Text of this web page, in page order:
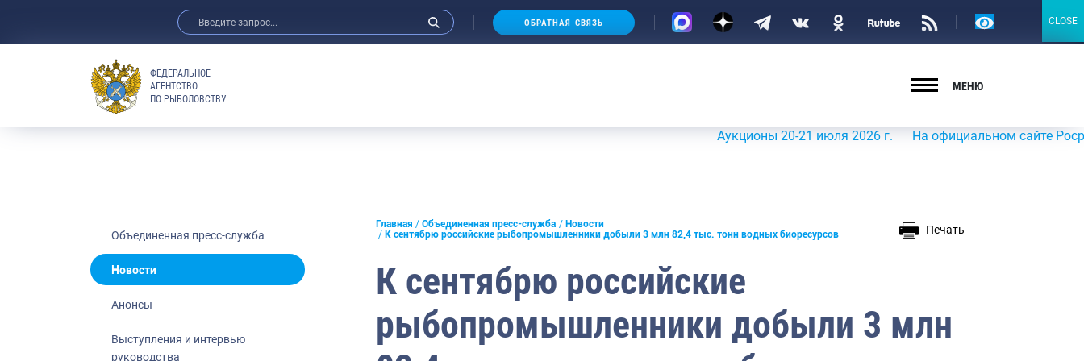
Анонсы
Отраслевые СМИ
Выставки и конференции
Научно-практическая литература
Рыбоохрана России
ОБРАТНАЯ СВЯЗЬ
Версия
ФЕДЕРАЛЬНОЕ
АГЕНТСТВО
ПО РЫБОЛОВСТВУ
МЕНЮ
Аукционы 20-21 июля 2026 г. На официальном сайте
Объединенная пресс-служба
Новости
Анонсы
Выступления и интервью
руководства
Главная Объединенная пресс-служба
Новости
К сентябрю российские рыбопромышленники добыли 3 млн 82,4 тыс. тонн водных биоресурсов
Печать
К сентябрю российские
рыбопромышленники добыли 3 млн
CLOSE
CLOSE